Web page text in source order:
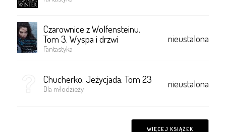
Czarownice z Wolfensteinu.
Tom 3. Wyspa i drzwi
Fantastyka
nieustalona
Chucherko. Jeżycjada. Tom 23
Dla młodzieży nieustalona
WIĘCEJ KSIĄŻEK